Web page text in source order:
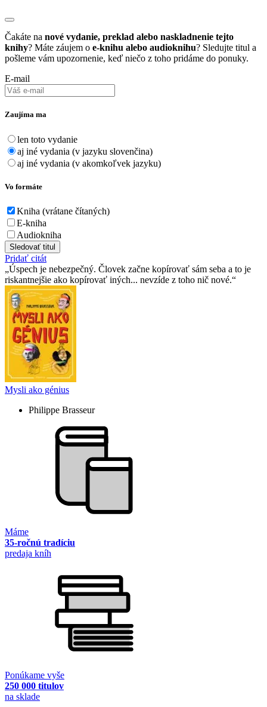
Čakáte na nové vydanie, preklad alebo naskladnenie tejto
knihy? Máte záujem o e-knihu alebo audioknihu? Sledujte titul a
pošleme vám upozornenie, keď niečo z toho pridáme do ponuky.
E-mail
Zaujíma ma
len toto vydanie
aj iné vydania (v jazyku slovenčina)
aj iné vydania (v akomkoľvek jazyku)
Vo formáte
Kniha (vrátane čítaných)
E-kniha
Audiokniha
Sledovať titul
Pridať citát
Úspech je nebezpečný. Človek začne kopírovať sám seba a to je
riskantnejšie ako kopírovať iných... nevzíde z toho nič nové.
Mysli ako génius
Philippe Brasseur
Máme
35-ročnú tradíciu
predaja kníh
Ponúkame vyše
250 000 titulov
na sklade